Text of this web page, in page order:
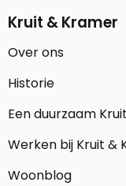
Kruit & Kramer
Over ons
Historie
Een duurzaam
Werken bij Kruit &
Woonblog